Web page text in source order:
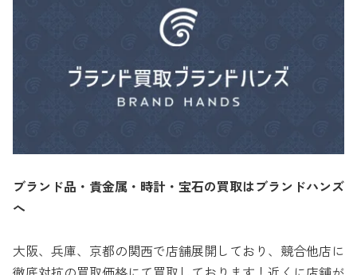
ブランド品・貴金属・時計・宝石の買取はブランドハンズ
へ
大阪、兵庫、京都の関西で店舗展開しており、競合他店に